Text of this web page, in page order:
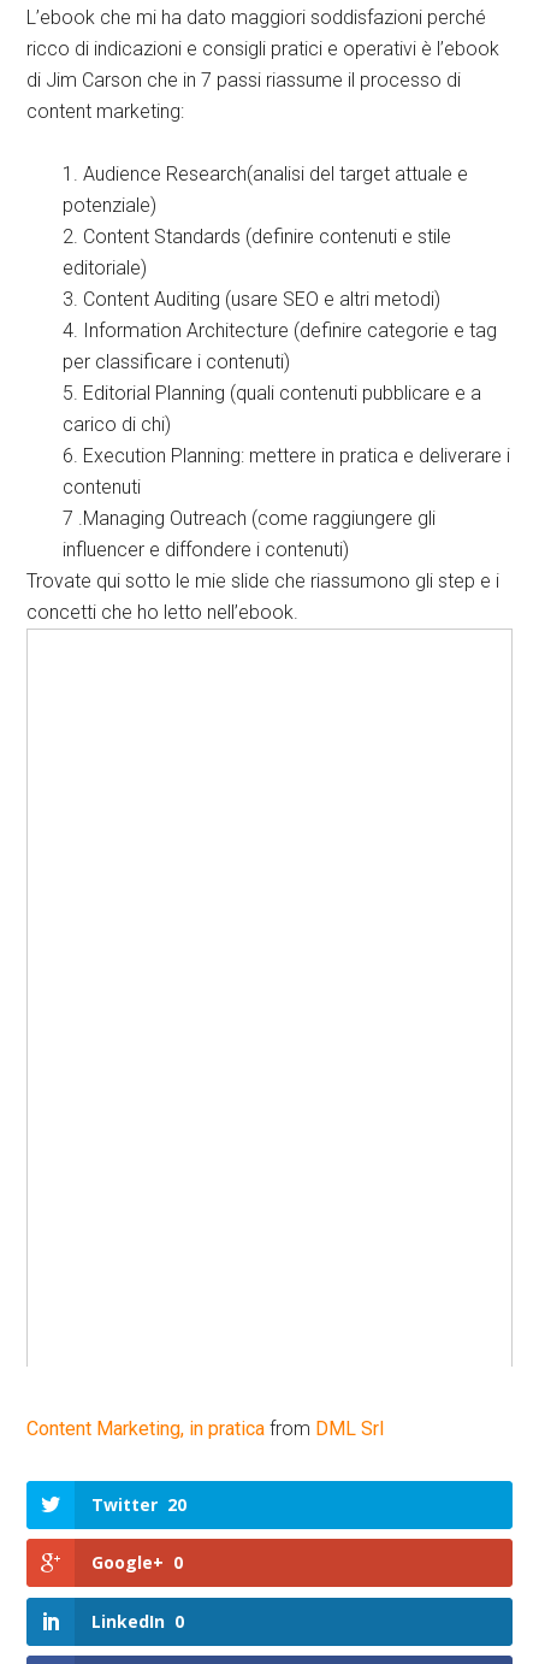
L’ebook che mi ha dato maggiori soddisfazioni perché
ricco di indicazioni e consigli pratici e operativi è l’ebook
di Jim Carson che in 7 passi riassume il processo di
content marketing:
1. Audience Research(analisi del target attuale e
potenziale)
2. Content Standards (definire contenuti e stile
editoriale)
3. Content Auditing (usare SEO e altri metodi)
4. Information Architecture (definire categorie e tag
per classificare i contenuti)
5. Editorial Planning (quali contenuti pubblicare e a
carico di chi)
6. Execution Planning: mettere in pratica e deliverare i
contenuti
7 .Managing Outreach (come raggiungere gli
influencer e diffondere i contenuti)
Trovate qui sotto le mie slide che riassumono gli step e i
concetti che ho letto nell’ebook.
Content Marketing, in pratica from DML Srl
Twitter 20
Google+ 0
LinkedIn 0